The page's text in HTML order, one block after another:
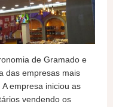
de Gramado e
das empresas mais
empresa iniciou as
vendendo os